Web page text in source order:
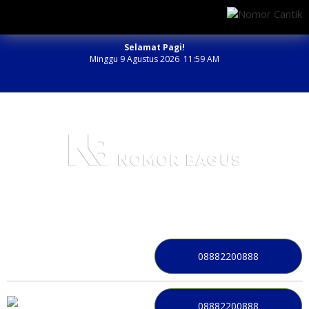
Selamat Pagi!
Minggu 9 Agustus 2026 11:59 AM
08882200888
08882200888